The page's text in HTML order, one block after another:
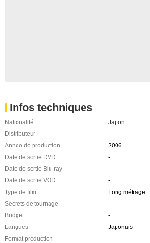
Infos techniques
Nationalité
Japon
Distributeur
-
Année de production
2006
Date de sortie DVD
-
Date de sortie Blu-ray
-
Date de sortie VOD
-
Type de film
Long métrage
Secrets de tournage
-
Budget
-
Langues
Japonais
Format production
-